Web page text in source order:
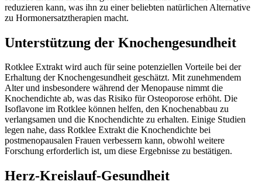
reduzieren kann, was ihn zu einer beliebten natürlichen Alternative
zu Hormonersatztherapien macht.
Unterstützung der Knochengesundheit
Rotklee Extrakt wird auch für seine potenziellen Vorteile bei der
Erhaltung der Knochengesundheit geschätzt. Mit zunehmendem
Alter und insbesondere während der Menopause nimmt die
Knochendichte ab, was das Risiko für Osteoporose erhöht. Die
Isoflavone im Rotklee können helfen, den Knochenabbau zu
verlangsamen und die Knochendichte zu erhalten. Einige Studien
legen nahe, dass Rotklee Extrakt die Knochendichte bei
postmenopausalen Frauen verbessern kann, obwohl weitere
Forschung erforderlich ist, um diese Ergebnisse zu bestätigen.
Herz-Kreislauf-Gesundheit